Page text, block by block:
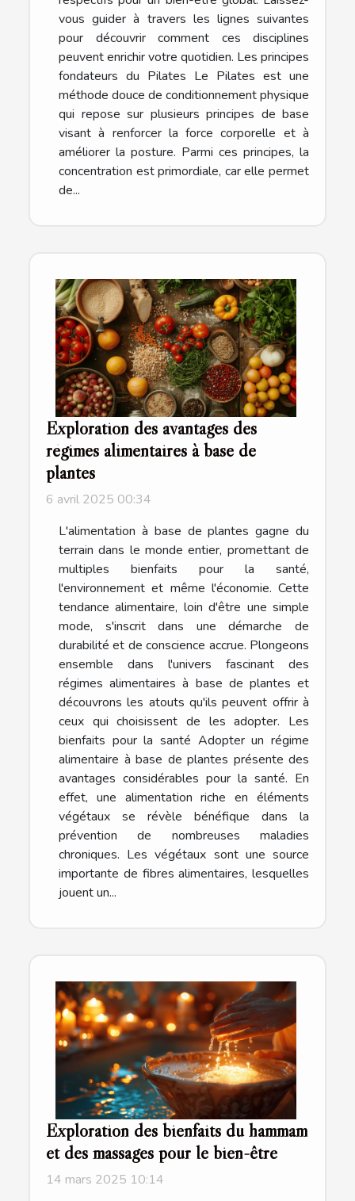
vous guider à travers les lignes suivantes
pour découvrir comment ces disciplines
peuvent enrichir votre quotidien. Les principes
fondateurs du Pilates Le Pilates est une
méthode douce de conditionnement physique
qui repose sur plusieurs principes de base
visant à renforcer la force corporelle et à
améliorer la posture. Parmi ces principes, la
concentration est primordiale, car elle permet
de...
Exploration des avantages des
régimes alimentaires à base de
plantes
6 avril 2025 00:34
L'alimentation à base de plantes gagne du
terrain dans le monde entier, promettant de
multiples bienfaits pour la santé,
l'environnement et même l'économie. Cette
tendance alimentaire, loin d'être une simple
mode, s'inscrit dans une démarche de
durabilité et de conscience accrue. Plongeons
ensemble dans l'univers fascinant des
régimes alimentaires à base de plantes et
découvrons les atouts qu'ils peuvent offrir à
ceux qui choisissent de les adopter. Les
bienfaits pour la santé Adopter un régime
alimentaire à base de plantes présente des
avantages considérables pour la santé. En
effet, une alimentation riche en éléments
végétaux se révèle bénéfique dans la
prévention de nombreuses maladies
chroniques. Les végétaux sont une source
importante de fibres alimentaires, lesquelles
jouent un...
Exploration des bienfaits du hammam
et des massages pour le bien-être
14 mars 2025 10:14